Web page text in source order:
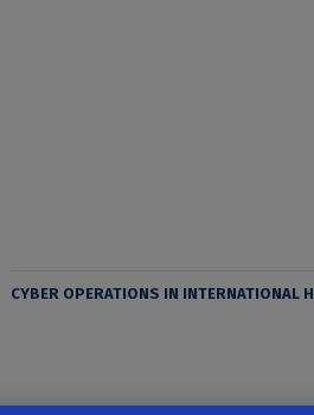
CYBER OPERATIONS IN INTERNATIONAL